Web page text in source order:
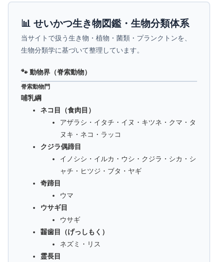
📊 せいかつ生き物図鑑・生物分類体系
当サイトで扱う生き物・植物・菌類・プランクトンを、
生物分類学に基づいて整理しています。
🐾 動物界（脊索動物）
脊索動物門
哺乳綱
ネコ目（食肉目）
アザラシ・イタチ・イヌ・キツネ・クマ・タ
ヌキ・ネコ・ラッコ
クジラ偶蹄目
イノシシ・イルカ・ウシ・クジラ・シカ・シ
ャチ・ヒツジ・ブタ・ヤギ
奇蹄目
ウマ
ウサギ目
ウサギ
齧歯目（げっしもく）
ネズミ・リス
霊長目